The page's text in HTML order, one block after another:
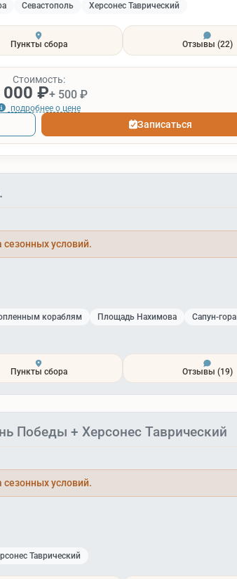
Севастополь Херсонес Таврический
Пункты сбора Отзывы (22)
Стоимость:
000 ₽+ 500 ₽
подробнее о цене
Записаться
условий.
кораблям Площадь Нахимова
Сапун-гора
Пункты сбора Отзывы (19)
Победы + Херсонес Таврический
условий.
Таврический